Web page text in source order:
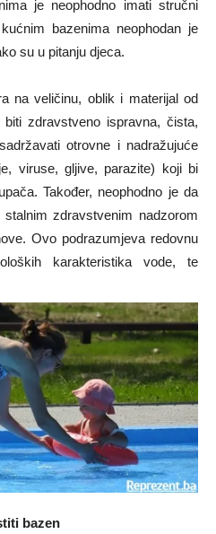
je neophodno imati stručni
bazenima neophodan je
su u pitanju djeca.
na veličinu, oblik i materijal od
zdravstveno ispravna, čista,
otrovne i nadražujuće
viruse, gljive, parazite) koji bi
Također, neophodno je da
zdravstvenim nadzorom
Ovo podrazumjeva redovnu
karakteristika vode, te
bazen